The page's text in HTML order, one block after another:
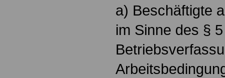
a) Beschäftigte
im Sinne des §